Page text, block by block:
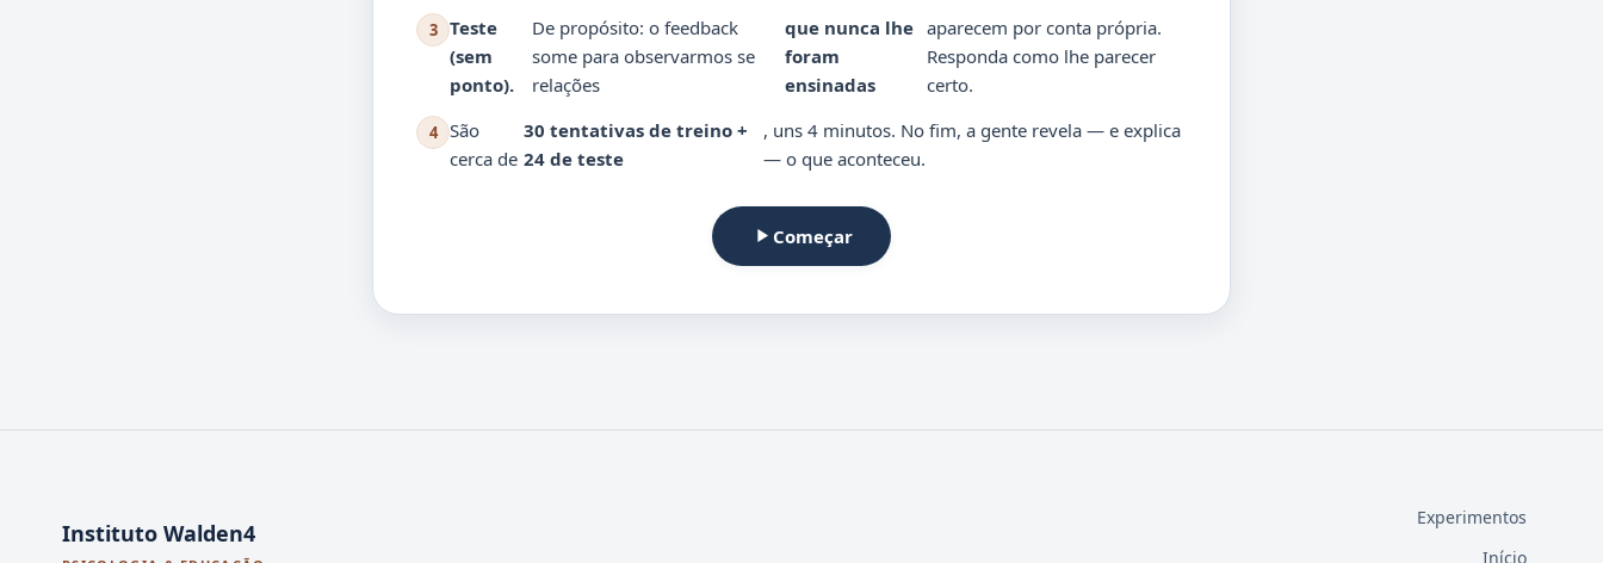
3 Teste
(sem
ponto).
De propósito: o feedback
some para observarmos se
relações
que nunca lhe
foram
ensinadas
aparecem por conta própria.
Responda como lhe parecer
certo.
4 São
cerca de
30 tentativas de treino +
24 de teste
, uns 4 minutos. No fim, a gente revela — e explica
— o que aconteceu.
play_arrow Começar
Instituto Walden4
Experimentos
Início